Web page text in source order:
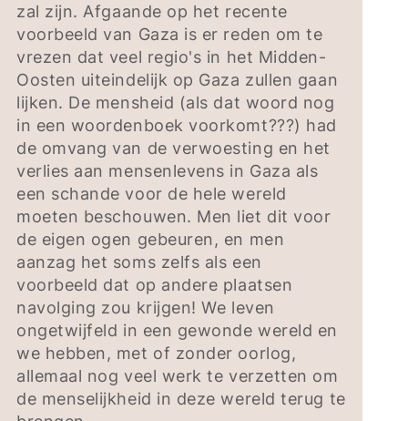
zal zijn. Afgaande op het recente
voorbeeld van Gaza is er reden om te
vrezen dat veel regio's in het Midden-
Oosten uiteindelijk op Gaza zullen gaan
lijken. De mensheid (als dat woord nog
in een woordenboek voorkomt???) had
de omvang van de verwoesting en het
verlies aan mensenlevens in Gaza als
een schande voor de hele wereld
moeten beschouwen. Men liet dit voor
de eigen ogen gebeuren, en men
aanzag het soms zelfs als een
voorbeeld dat op andere plaatsen
navolging zou krijgen! We leven
ongetwijfeld in een gewonde wereld en
we hebben, met of zonder oorlog,
allemaal nog veel werk te verzetten om
de menselijkheid in deze wereld terug te